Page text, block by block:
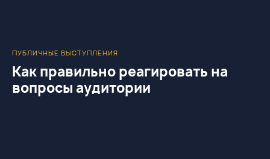
ПУБЛИЧНЫЕ ВЫСТУПЛЕНИЯ
Как правильно реагировать на
вопросы аудитории